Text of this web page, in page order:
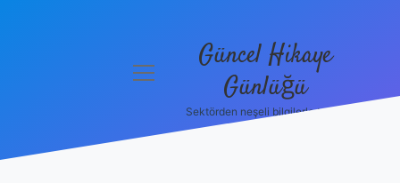
menüyü
Güncel Hikaye
Günlüğü
Sektörden neşeli bilgilerle tanış!